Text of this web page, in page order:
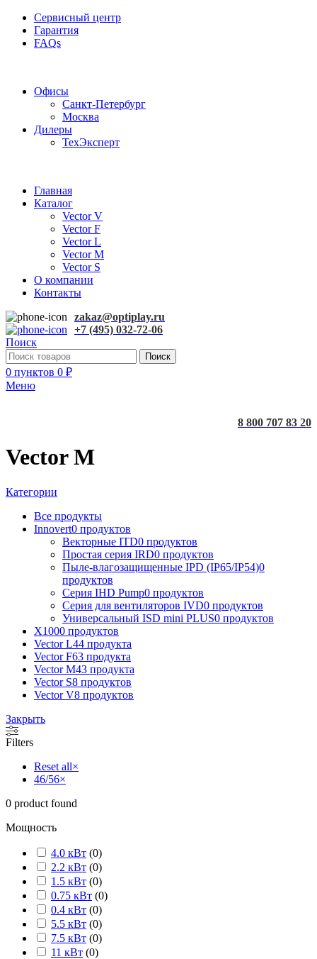
Сервисный центр
Гарантия
FAQs
Офисы
Санкт-Петербург
Москва
Дилеры
ТехЭксперт
Главная
Каталог
Vector V
Vector F
Vector L
Vector M
Vector S
О компании
Контакты
zakaz@optiplay.ru
+7 (495) 032-72-06
Поиск
Поиск
0 пунктов 0 ₽
Меню
8 800 707 83 20
Vector M
Категории
Все продукты
Innovert0 продуктов
Векторные ITD0 продуктов
Простая серия IRD0 продуктов
Пыле-влагозащищенные IPD (IP65/IP54)0
продуктов
Серия IHD Pump0 продуктов
Серия для вентиляторов IVD0 продуктов
Универсальный ISD mini PLUS0 продуктов
X1000 продуктов
Vector L44 продукта
Vector F63 продукта
Vector M43 продукта
Vector S8 продуктов
Vector V8 продуктов
Закрыть
Filters
Reset all×
46/56×
0 product found
Мощность
4.0 кВт (0)
2.2 кВт (0)
1.5 кВт (0)
0.75 кВт (0)
0.4 кВт (0)
5.5 кВт (0)
7.5 кВт (0)
11 кВт (0)